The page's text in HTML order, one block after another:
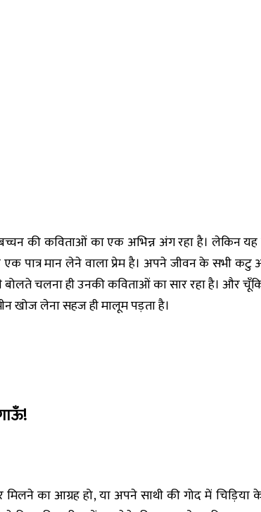
की कविताओं का एक अभिन्न अंग रहा है। लेकिन
एक पात्र मान लेने वाला प्रेम है। अपने जीवन के सभी
चलना ही उनकी कविताओं का सार रहा है। और
खोज लेना सहज ही मालूम पड़ता है।
का आग्रह हो, या अपने साथी की गोद में चिड़िया